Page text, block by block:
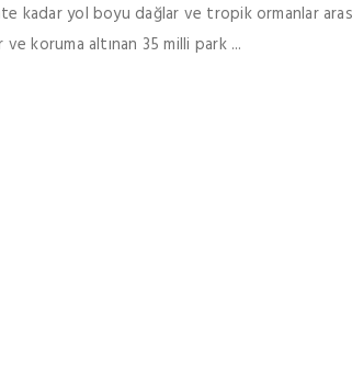
kadar yol boyu dağlar ve tropik ormanlar
koruma altınan 35 milli park ...